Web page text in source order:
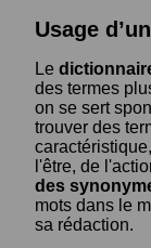
Usage
Le
des termes
on se sert
trouver des
l'être, de
des
mots dans le
sa rédaction.